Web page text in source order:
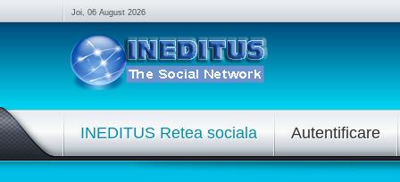
Joi, 06 August 2026
INEDITUS Retea sociala Autentificare